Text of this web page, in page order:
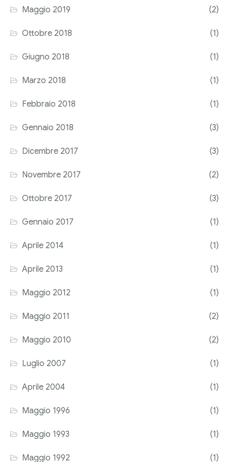
Maggio 2019 (2)
Ottobre 2018 (1)
Giugno 2018 (1)
Marzo 2018 (1)
Febbraio 2018 (1)
Gennaio 2018 (3)
Dicembre 2017 (3)
Novembre 2017 (2)
Ottobre 2017 (3)
Gennaio 2017 (1)
Aprile 2014 (1)
Aprile 2013 (1)
Maggio 2012 (1)
Maggio 2011 (2)
Maggio 2010 (2)
Luglio 2007 (1)
Aprile 2004 (1)
Maggio 1996 (1)
Maggio 1993 (1)
Maggio 1992 (1)